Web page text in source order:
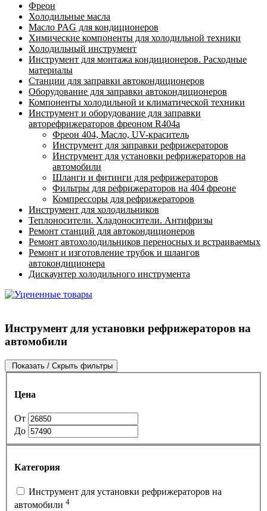
Фреон
Холодильные масла
Масло PAG для кондиционеров
Химические компоненты для холодильной техники
Холодильный инструмент
Инструмент для монтажа кондиционеров. Расходные
материалы
Станции для заправки автокондиционеров
Оборудование для заправки автокондиционеров
Компоненты холодильной и климатической техники
Инструмент и оборудование для заправки
авторефрижераторов фреоном R404a
Фреон 404, Масло, UV-краситель
Инструмент для заправки рефрижераторов
Инструмент для установки рефрижераторов на
автомобили
Шланги и фитинги для рефрижераторов
Фильтры для рефрижераторов на 404 фреоне
Компрессоры для рефрижераторов
Инструмент для холодильников
Теплоносители. Хладоносители. Антифризы
Ремонт станций для автокондиционеров
Ремонт автохолодильников переносных и встраиваемых
Ремонт и изготовление трубок и шлангов
автокондиционера
Дискаунтер холодильного инструмента
Инструмент для установки рефрижераторов на
автомобили
Показать / Скрыть фильтры
Цена
От
До
Категория
Инструмент для установки рефрижераторов на
автомобили 4